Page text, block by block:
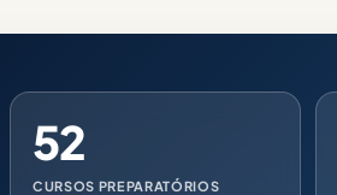
52
CURSOS PREPARATÓRIOS